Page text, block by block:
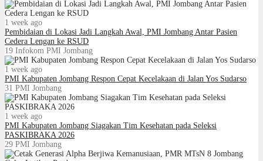
1 week ago
Pembidaian di Lokasi Jadi Langkah Awal, PMI Jombang Antar Pasien
Cedera Lengan ke RSUD
19 Infokom PMI Jombang
1 week ago
PMI Kabupaten Jombang Respon Cepat Kecelakaan di Jalan Yos Sudarso
31 PMI Jombang
1 week ago
PMI Kabupaten Jombang Siagakan Tim Kesehatan pada Seleksi
PASKIBRAKA 2026
29 PMI Jombang